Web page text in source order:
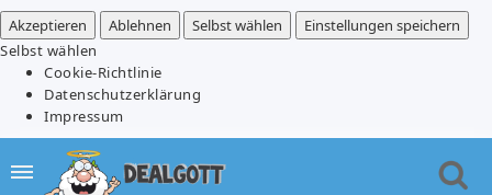
Akzeptieren
Ablehnen Selbst wählen
Einstellungen speichern
Selbst wählen
Cookie-Richtlinie
Datenschutzerklärung
Impressum